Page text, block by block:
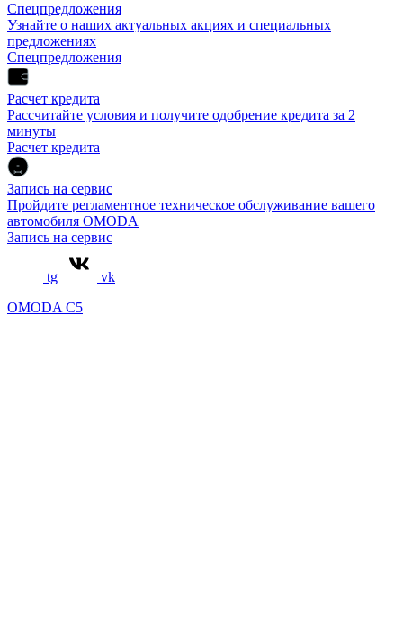
Спецпредложения
Узнайте о наших актуальных акциях и специальных
предложениях
Спецпредложения
Расчет кредита
Рассчитайте условия и получите одобрение кредита за 2
минуты
Расчет кредита
Запись на сервис
Пройдите регламентное техническое обслуживание вашего
автомобиля OMODA
Запись на сервис
tg
vk
OMODA C5